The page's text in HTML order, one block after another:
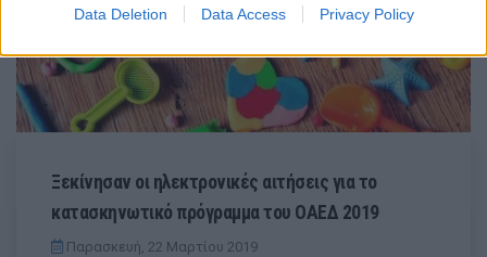
Data Deletion Data Access Privacy Policy
Ξεκίνησαν οι ηλεκτρονικές αιτήσεις για το
κατασκηνωτικό πρόγραμμα του ΟΑΕΔ 2019
Παρασκευή, 22 Μαρτίου 2019